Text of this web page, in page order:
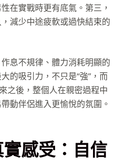
在實戰時更有底氣。第三，
減少中途疲軟或過快結束的
息不規律、體力消耗明顯的
的吸引力，不只是“強”，而
之後，整個人在親密過程中
動伴侶進入更愉悅的氛圍。
感受：自信